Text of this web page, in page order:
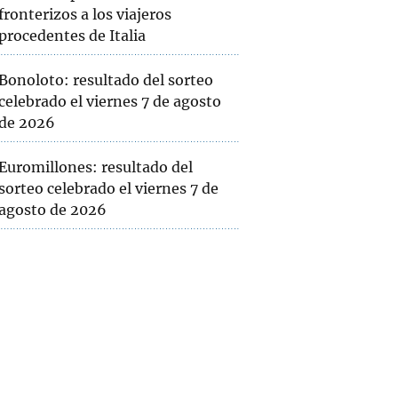
a los viajeros
de Italia
resultado del sorteo
el viernes 7 de agosto
2026
resultado del
celebrado el viernes 7 de
de 2026